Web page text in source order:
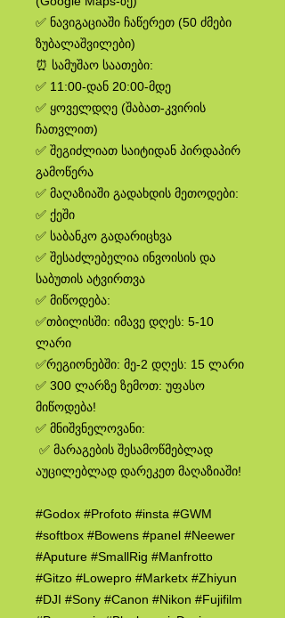
✅ ნავიგაციაში ჩაწერეთ (50 ძმები
ზუბალაშვილები)
⏰ სამუშაო საათები:
✅ 11:00-დან 20:00-მდე
✅ ყოველდღე (შაბათ-კვირის
ჩათვლით)
✅ შეგიძლიათ საიტიდან პირდაპირ
გამოწერა
✅ მაღაზიაში გადახდის მეთოდები:
✅ ქეში
✅ საბანკო გადარიცხვა
✅ შესაძლებელია ინვოისის და
საბუთის ატვირთვა
✅ მიწოდება:
✅თბილისში: იმავე დღეს: 5-10
ლარი
✅რეგიონებში: მე-2 დღეს: 15 ლარი
✅ 300 ლარზე ზემოთ: უფასო
მიწოდება!
✅ მნიშვნელოვანი:
✅ მარაგების შესამოწმებლად
აუცილებლად დარეკეთ მაღაზიაში!
#Godox #Profoto #insta #GWM
#softbox #Bowens #panel #Neewer
#Aputure #SmallRig #Manfrotto
#Gitzo #Lowepro #Marketx #Zhiyun
#DJI #Sony #Canon #Nikon #Fujifilm